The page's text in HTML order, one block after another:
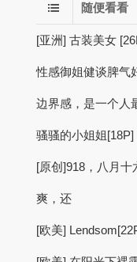
随便看看
[亚洲] 古装美女
性感御姐健谈脾气
边界感，是一个人
骚骚的小姐姐[18P]
[原创]918，八月
爽，还
[欧美]